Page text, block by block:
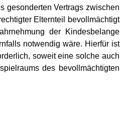
gesonderten Vertrags zwischen
Elternteil bevollmächtigt
der Kindesbelange
notwendig wäre. Hierfür ist
soweit eine solche auch
des bevollmächtigten